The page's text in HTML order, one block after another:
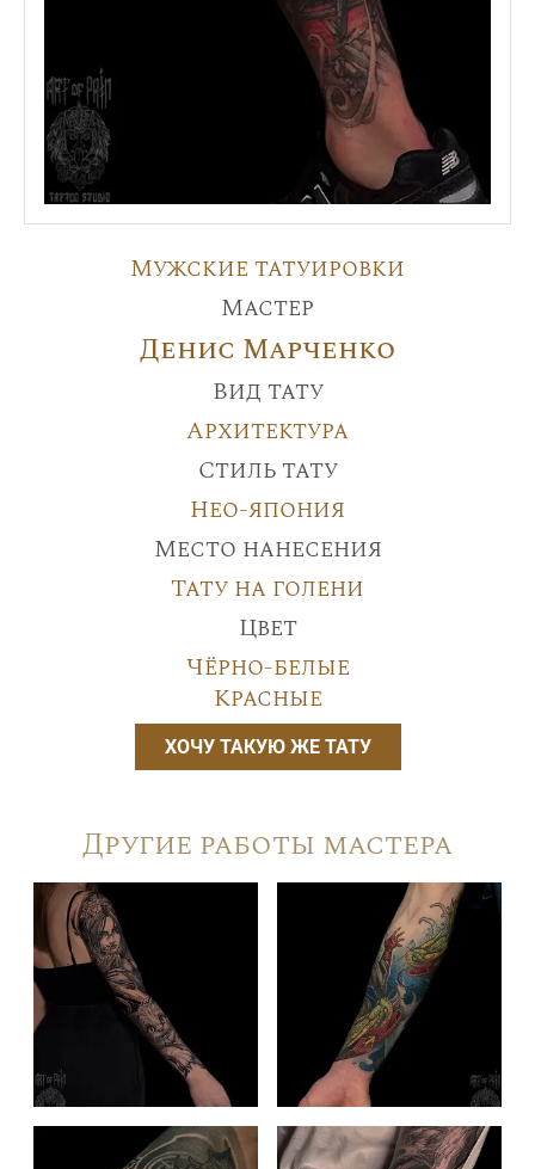
Мужские татуировки
Мастер
Денис Марченко
Вид тату
Архитектура
Стиль тату
Нео-япония
Место нанесения
Тату на голени
Цвет
Чёрно-белые
Красные
ХОЧУ ТАКУЮ ЖЕ ТАТУ
Другие работы мастера